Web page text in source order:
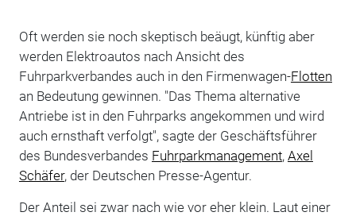
Oft werden sie noch skeptisch beäugt, künftig aber
werden Elektroautos nach Ansicht des
Fuhrparkverbandes auch in den Firmenwagen-Flotten
an Bedeutung gewinnen. "Das Thema alternative
Antriebe ist in den Fuhrparks angekommen und wird
auch ernsthaft verfolgt", sagte der Geschäftsführer
des Bundesverbandes Fuhrparkmanagement, Axel
Schäfer, der Deutschen Presse-Agentur.
Der Anteil sei zwar nach wie vor eher klein. Laut einer